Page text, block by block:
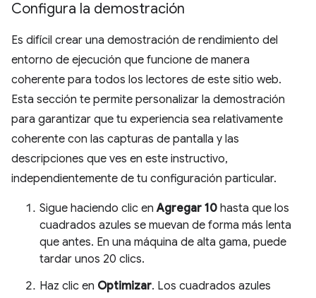
Configura la demostración
Es difícil crear una demostración de rendimiento del
entorno de ejecución que funcione de manera
coherente para todos los lectores de este sitio web.
Esta sección te permite personalizar la demostración
para garantizar que tu experiencia sea relativamente
coherente con las capturas de pantalla y las
descripciones que ves en este instructivo,
independientemente de tu configuración particular.
Sigue haciendo clic enAgregar 10 hasta que los
cuadrados azules se muevan de forma más lenta
que antes. En una máquina de alta gama, puede
tardar unos 20 clics.
Haz clic en Optimizar. Los cuadrados azules